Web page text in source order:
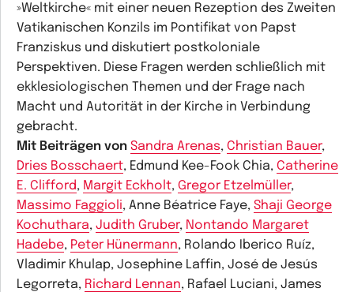
»Weltkirche« mit einer neuen Rezeption des Zweiten
Vatikanischen Konzils im Pontifikat von Papst
Franziskus und diskutiert postkoloniale
Perspektiven. Diese Fragen werden schließlich mit
ekklesiologischen Themen und der Frage nach
Macht und Autorität in der Kirche in Verbindung
gebracht.
Mit Beiträgen von Sandra Arenas, Christian Bauer,
Dries Bosschaert, Edmund Kee-Fook Chia, Catherine
E. Clifford, Margit Eckholt, Gregor Etzelmüller,
Massimo Faggioli, Anne Béatrice Faye, Shaji George
Kochuthara, Judith Gruber, Nontando Margaret
Hadebe, Peter Hünermann, Rolando Iberico Ruíz,
Vladimir Khulap, Josephine Laffin, José de Jesús
Legorreta, Richard Lennan, Rafael Luciani, James